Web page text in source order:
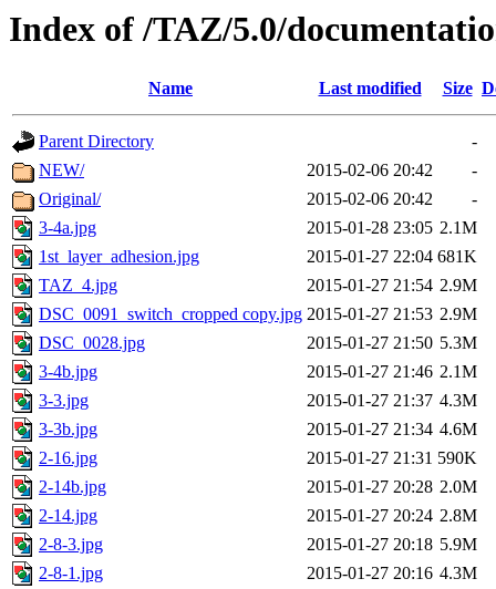
Index of /TAZ/5.0/
Name Last modified Size
Parent Directory
-
NEW/
2015-02-06 20:42
-
Original/
2015-02-06 20:42
-
3-4a.jpg
2015-01-28 23:05 2.1M
1st_layer_adhesion.jpg
2015-01-27 22:04 681K
TAZ_4.jpg
2015-01-27 21:54 2.9M
DSC_0091_switch_cropped copy.jpg 2015-01-27 21:53 2.9M
DSC_0028.jpg
2015-01-27 21:50 5.3M
3-4b.jpg
2015-01-27 21:46 2.1M
3-3.jpg
2015-01-27 21:37 4.3M
3-3b.jpg
2015-01-27 21:34 4.6M
2-16.jpg
2015-01-27 21:31 590K
2-14b.jpg
2015-01-27 20:28 2.0M
2-14.jpg
2015-01-27 20:24 2.8M
2-8-3.jpg
2015-01-27 20:18 5.9M
2-8-1.jpg
2015-01-27 20:16 4.3M